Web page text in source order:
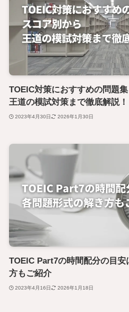
TOEIC対策におすすめの問題
王道の模試対策まで徹底解説！
2023年4月30日 2026年1月30日
TOEIC Part7の時間配分の目安
方もご紹介
2023年4月16日 2026年1月18日